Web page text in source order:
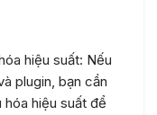
hiệu suất: Nếu
plugin, bạn cần
hiệu suất để